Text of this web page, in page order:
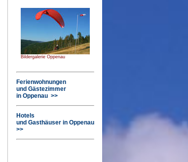
Bildergalerie Oppenau
Ferienwohnungen
und Gästezimmer
in Oppenau >>
Hotels
und Gasthäuser in Oppenau
>>